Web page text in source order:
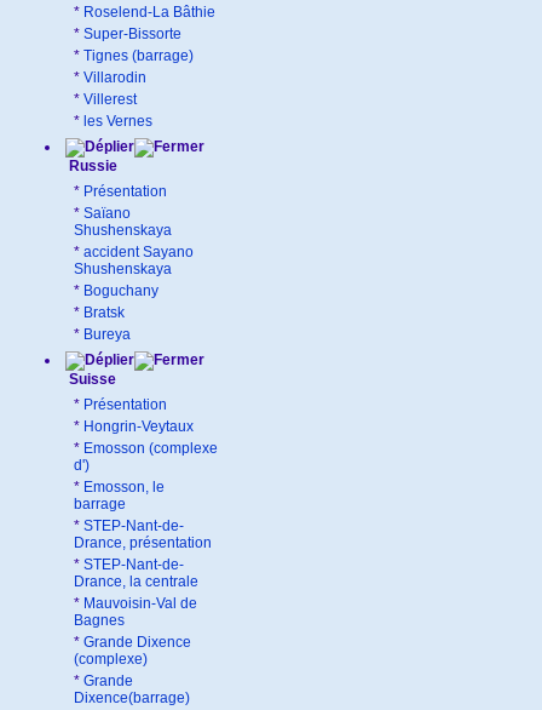
* Roselend-La Bâthie
* Super-Bissorte
* Tignes (barrage)
* Villarodin
* Villerest
* les Vernes
Russie
* Présentation
* Saïano
Shushenskaya
* accident Sayano
Shushenskaya
* Boguchany
* Bratsk
* Bureya
Suisse
* Présentation
* Hongrin-Veytaux
* Emosson (complexe
d')
* Emosson, le
barrage
* STEP-Nant-de-
Drance, présentation
* STEP-Nant-de-
Drance, la centrale
* Mauvoisin-Val de
Bagnes
* Grande Dixence
(complexe)
* Grande
Dixence(barrage)